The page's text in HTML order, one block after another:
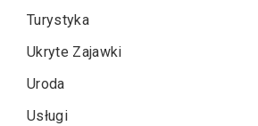
Turystyka
Ukryte Zajawki
Uroda
Usługi